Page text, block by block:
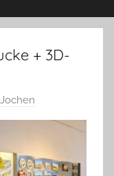
+ 3D-
Jochen